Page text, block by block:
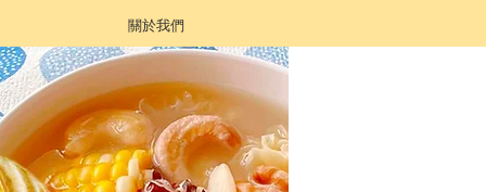
關於我們